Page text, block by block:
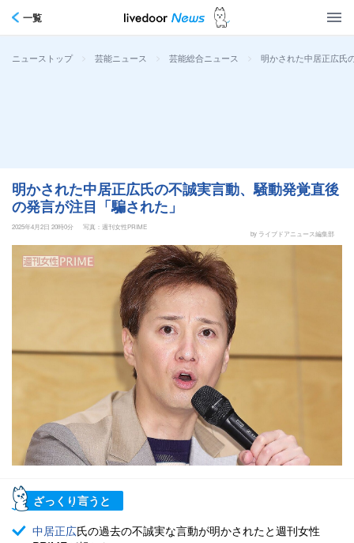
一覧
ニューストップ > 芸能ニュース > 芸能総合ニュース > 明かされた中居正広氏
明かされた中居正広氏の不誠実言動、騒動発覚直後
の発言が注目「騙された」
2025年4月2日 20時0分
写真：週刊女性PRIME
by ライブドアニュース編集部
ざっくり言うと
中居正広氏の過去の不誠実な言動が明かされたと週刊女性